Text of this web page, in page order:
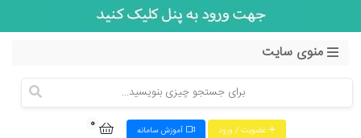
منوی سایت
عضویت / ورود آموزش سامانه 0